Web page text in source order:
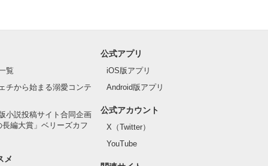
覧
チから始まる溺愛コンテ
小説投稿サイト合同企画
長編大賞」ベリーズカフ
メ
公式アプリ
iOS版アプリ
Android版アプリ
公式アカウント
X（Twitter）
YouTube